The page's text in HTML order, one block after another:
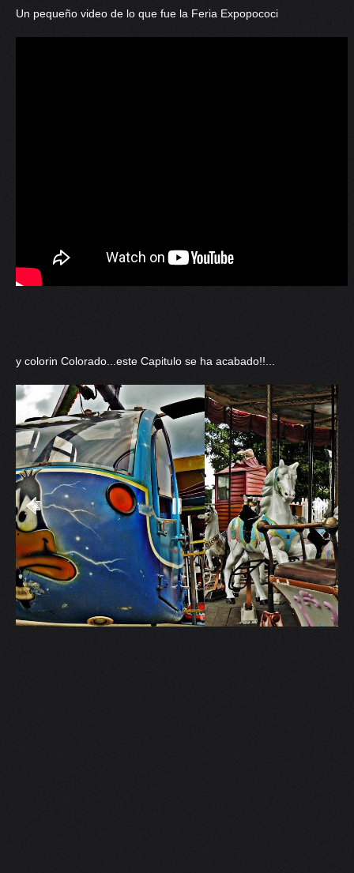
Un pequeño video de lo que fue la Feria Expopococi
y colorin Colorado...este Capitulo se ha acabado!!...